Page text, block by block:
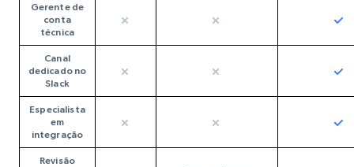
Gerente de
conta
técnica
Canal
dedicado no
Slack
Especialista
em
integração
Revisão